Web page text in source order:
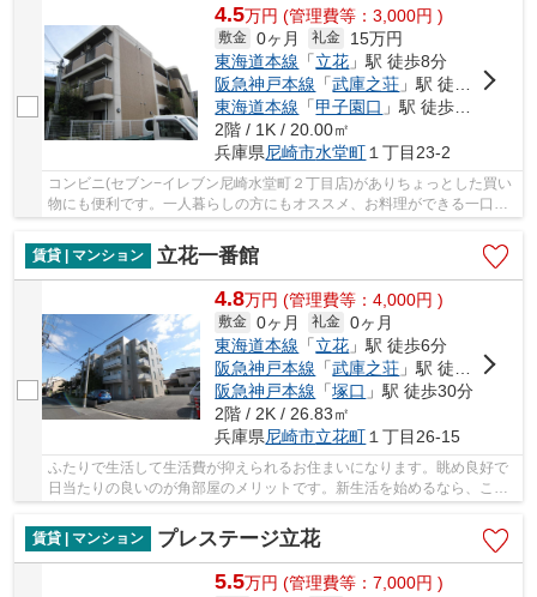
4.5万円 (管理費等：3,000円 )
敷金 0ヶ月 礼金
15万円
東海道本線 「立花 」駅 徒歩8分
阪急神戸本線 「武庫之荘 」駅 徒歩19分
東海道本線 「甲子園口 」駅 徒歩31分
2階 / 1K / 20.00㎡
兵庫県尼崎市水堂町 １丁目23-2
コンビニ(セブン−イレブン尼崎水堂町２丁目店)がありちょっとした買い
物にも便利です。一人暮らしの方にもオススメ、お料理ができる一口コ
ンロ付き。お部屋にキッチンのスペースがあれ...
賃貸 | マンション
立花一番館
4.8万円 (管理費等：4,000円 )
敷金 0ヶ月 礼金 0ヶ月
東海道本線 「立花 」駅 徒歩6分
阪急神戸本線 「武庫之荘 」駅 徒歩28分
阪急神戸本線 「塚口 」駅 徒歩30分
2階 / 2K / 26.83㎡
兵庫県尼崎市立花町 １丁目26-15
ふたりで生活して生活費が抑えられるお住まいになります。眺め良好で
日当たりの良いのが角部屋のメリットです。新生活を始めるなら、この
家賃4.8万円の物件がお勧め。快適なTV視聴環境...
賃貸 | マンション
プレステージ立花
5.5万円 (管理費等：7,000円 )